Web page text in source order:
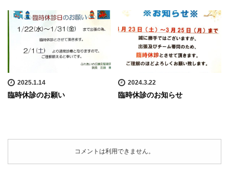
2025.1.14
臨時休診のお願い
2024.3.22
臨時休診のお知らせ
コメントは利用できません。